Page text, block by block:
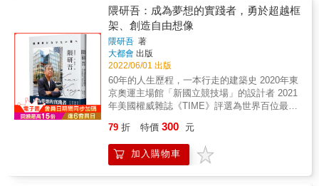
複雜並存的有機體，成為使福音融入鄰里的共
享場域。一方面開放與吸納街巷空間的真實狀
態與生活能量，認同與轉化自身的地方價值，
另一方面處處帶入神聖之光與日常連結、相互
滲透與對話，將土地的人文歷史、社會活動、
自然環境與宗教的精神性，試圖用「多樣、混
雜、衝突與流動」的「複調設計」手法，將多
元差異的地域性能量融入其中。這本設計作品
集，就是試圖捕捉他在渾厚的空間概念浮現時
& 建築學者徐明松歷經數年深入研究、蒐集、
探訪，終將張肇康散落香港、美國、中國各地
的建築作品梳理清晰，分為「東海時期1954-
1959」、「後東海時期1959-1975」以及「沉潛
時期」三輯，共二十多件精選作品，深入淺出
地介紹張肇康其人其作的發展歷程、職業環境
與作品特色。由此，可清楚看見一條脈絡的成
形：張肇康試圖將他所學到的包浩斯現代性，
一系列的「中國現代建築」，而後更以「現代
識個別作品，也可以更有系統性地理解作品在
時代中所象徵的意義。 & 本書不僅是一本透過
作品來述說的建築師傳記，也不單純是一部經
低調隱晦，突顯人與自然或環境空間的美好互
動。 以此聞名世界的建築大師隈研吾，並不認
為好的建築必須高高在上，他常常在不佳的條
件下就地取材，這也有在負中求勝的意味。 所
以每一個建案都是挑戰，都為世人帶來驚喜，
更成為他不斷進化的契機。 & 本書由曾任建築
專業雜誌《日經Architecture》的總編輯，現為
圖文作家的宮澤洋，實際探訪隈大師30多年來
最具代表性的50件建案，以「驚豔系」「幽靜
系」「舒展系」「隱晦系」分類，藉著千幅精
意與趣味。 & 除搭配實際建物的照片和詳盡的
資料，更特別製作了隈建築進化圖和縣別分布
圖，堪稱至今最完整的隈研吾建築書。專為本
隈研吾：成為夢想的實踐者，勇於超越框
架、創造自由想像
隈研吾 著
大都會 出版
2022/06/01 出版
60年的人生歷程，一本行走的建築史 2020年東
京奧運主場館「新國立競技場」的設計者 2021
年美國權威雜誌《TIME》評選為世界百位最具
者 & 隈研吾最新力作！ & 談建築：聊建築與環
境的融合；聊建築與時代的關聯 談人們：他對
都市與人的剖析；對人與人之間的關懷 談自
79 折 特價 300 元
加入購物車